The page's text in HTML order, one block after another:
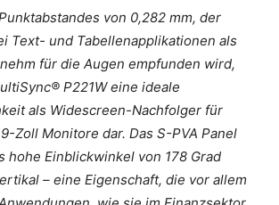
von 0,282 mm, der
Text- und Tabellenapplikationen als
für die Augen empfunden wird,
P221W eine ideale
als Widescreen-Nachfolger für
Zoll Monitore dar. Das S-PVA Panel
hohe Einblickwinkel von 178 Grad
– eine Eigenschaft, die vor allem